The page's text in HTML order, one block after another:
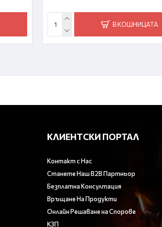
В КОШНИЦАТА
КЛИЕНТСКИ ПОРТАЛ
Контакт с Нас
Станете Наш B2B Партньор
Безплатна Консултация
Връщане На Продукти
Онлайн Решаване на Спорове
КЗП